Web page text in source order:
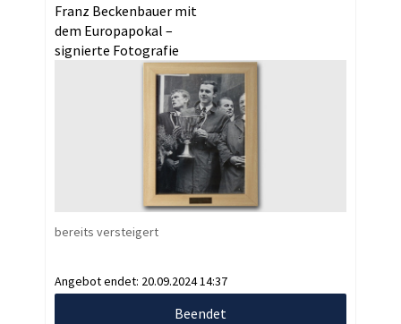
Franz Beckenbauer mit
dem Europapokal –
signierte Fotografie
bereits versteigert
Angebot endet: 20.09.2024 14:37
Beendet